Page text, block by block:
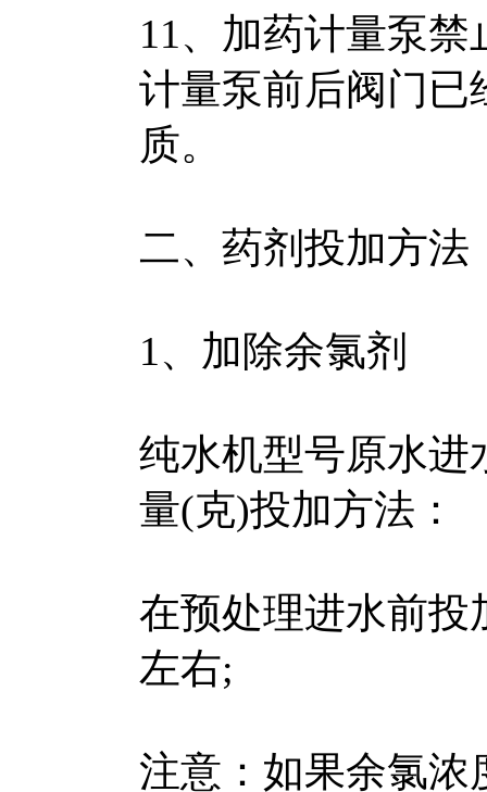
11、加药计量泵
计量泵前后阀门已
质。
二、药剂投加方法
1、加除余氯剂
纯水机型号原水进
量(克)投加方法：
在预处理进水前投
左右;
注意：如果余氯浓